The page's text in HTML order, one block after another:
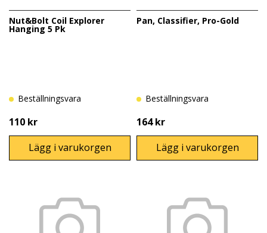
Nut&Bolt Coil Explorer
Hanging 5 Pk
Beställningsvara
110 kr
Lägg i varukorgen
Pan, Classifier, Pro-Gold
Beställningsvara
164 kr
Lägg i varukorgen